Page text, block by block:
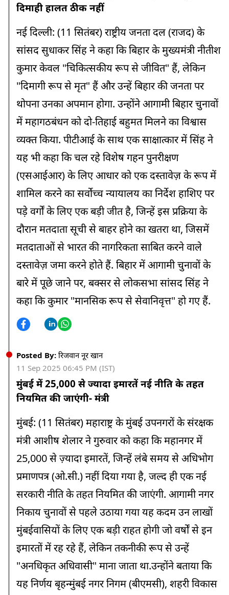
11:53 AM
11:30 AM
वाराणसी पहुंचे पीएम मोदी, सीएम योगी और राज्यपाल आनंदीबेन ने
किया स्वागत
आज उत्तराखंड के आपदाग्रस्त इलाकों का हवाई सर्वेक्षण करेंगे पीएम मोदी
दिवाली से पहले यूपी की सड़कों पर 400 करोड़ की मरम्मत, 50 हजार
किमी गड्ढामुक्त होंगी सड़कें
10:45 AM
मध्य प्रदेश में खरीफ बुवाई अपडेट: मक्का और उड़द का रकबा बढ़ा,
सोयाबीन और कपास प्रभावित
10:30 AM
उत्तर प्रदेश गन्ना, चीनी और एथनॉल उत्पादन में सबसे आगे, गन्ना समितियों
की बैठक में लिए अहम फैसले
10:15 AM
तेलंगाना में आकाशीय बिजली का कहर, छह लोगों की मौत, तीन घायल
10:00 AM
आगरा में बाढ़ ने मचाई तबाही, 12 हजार बीघा फसल बर्बाद; बाजरा और
सब्जियों की फसल नष्ट
09:45 AM
खरगोन के टोकसर में अवैध सागौन कटाई पर बड़ी कार्रवाई, लकड़ियां और
कटर मशीन जब्त
09:30 AM
09:15 AM
बनासकांठा में भारी बारिश से तबाही, सैकड़ों पशु मरे और खेतों की फसल
बर्बाद
मध्य प्रदेश के सतना पहुंचे केंद्रीय कृषि मंत्री शिवराज सिंह चौहान, किसानों
से होगी मुलाकात
08:45 AM
वाराणसी में आज पीएम मोदी से मिलेंगे मॉरीशस के प्रधानमंत्री, विकास
साझेदारी और क्षमता निर्माण पर होगी चर्चा
08:15 AM
उत्तराखंड में कभी धूप तो कभी बारिश, नैनीताल-पिथौरागढ़ में अलर्ट
दिमाही हालत ठीक नहीं
नई दिल्ली: (11 सितंबर) राष्ट्रीय जनता दल (राजद) के
सांसद सुधाकर सिंह ने कहा कि बिहार के मुख्यमंत्री नीतीश
कुमार केवल "चिकित्सकीय रूप से जीवित" हैं, लेकिन
"दिमागी रूप से मृत" हैं और उन्हें बिहार की जनता पर
थोपना उनका अपमान होगा. उन्होंने आगामी बिहार चुनावों
में महागठबंधन को दो-तिहाई बहुमत मिलने का विश्वास
व्यक्त किया. पीटीआई के साथ एक साक्षात्कार में सिंह ने
यह भी कहा कि चल रहे विशेष गहन पुनरीक्षण
(एसआईआर) के लिए आधार को एक दस्तावेज़ के रूप में
शामिल करने का सर्वोच्च न्यायालय का निर्देश हाशिए पर
पड़े वर्गों के लिए एक बड़ी जीत है, जिन्हें इस प्रक्रिया के
दौरान मतदाता सूची से बाहर होने का खतरा था, जिसमें
मतदाताओं से भारत की नागरिकता साबित करने वाले
दस्तावेज़ जमा करने होते हैं. बिहार में आगामी चुनावों के
बारे में पूछे जाने पर, बक्सर से लोकसभा सांसद सिंह ने
कहा कि कुमार "मानसिक रूप से सेवानिवृत्त" हो गए हैं.
Posted By: रिजवान नूर खान
11 Sep 2025 06:45 PM (IST)
मुंबई में 25,000 से ज्यादा इमारतें नई नीति के तहत
नियमित की जाएंगी- मंत्री
मुंबई: (11 सितंबर) महाराष्ट्र के मुंबई उपनगरों के संरक्षक
मंत्री आशीष शेलार ने गुरुवार को कहा कि महानगर में
25,000 से ज़्यादा इमारतें, जिन्हें लंबे समय से अधिभोग
प्रमाणपत्र (ओ.सी.) नहीं दिया गया है, जल्द ही एक नई
सरकारी नीति के तहत नियमित की जाएंगी. आगामी नगर
निकाय चुनावों से पहले उठाया गया यह कदम उन लाखों
मुंबईवासियों के लिए एक बड़ी राहत होगी जो वर्षों से इन
इमारतों में रह रहे हैं, लेकिन तकनीकी रूप से उन्हें
"अनधिकृत अधिवासी" माना जाता था.उन्होंने बताया कि
यह निर्णय बृहन्मुंबई नगर निगम (बीएमसी), शहरी विकास